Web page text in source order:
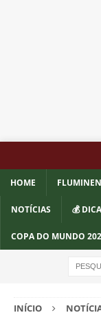
HOME
NOTÍCIAS 💰
COPA DO MUNDO
INÍCIO